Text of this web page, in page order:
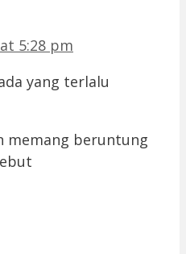
5:28 pm
yang terlalu
memang beruntung